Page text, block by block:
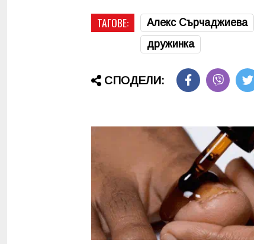
ТАГОВЕ: Алекс Сърчаджиева
дружинка
СПОДЕЛИ: